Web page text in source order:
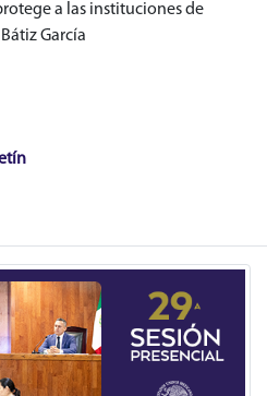
a las instituciones de
García